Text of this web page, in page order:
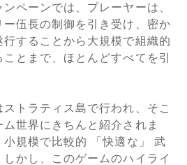
ペーンでは、プレーヤーは、
伍長の制御を引き受け、密か
することから大規模で組織的
とまで、ほとんどすべてを引
トラティス島で行われ、そこ
世界にきちんと紹介されま
規模で比較的 「快適な」 武
かし、このゲームのハイライ